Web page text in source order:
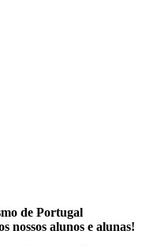
de Portugal
nossos alunos e alunas!